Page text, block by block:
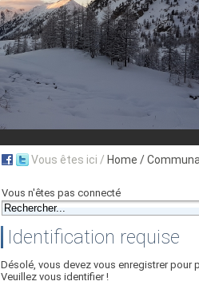
Aujourd'hui : T° Min :°CT° Max :°C |
Suivez en direct l'actualité des stations
Vous êtes ici / Home /
Vous n'êtes pas connecté
Identification requise
Désolé, vous devez vous enregistrer pour
Veuillez vous identifier !